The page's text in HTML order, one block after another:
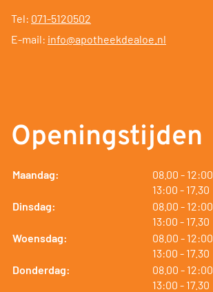
Tel: 071-5120502
E-mail: info@apotheekdealoe.nl
Openingstijden
Maandag: 08.00 tot
- 12:00
13:00 tot
- 17.30
Dinsdag:
08.00 tot
- 12:00
13:00 tot
- 17.30
Woensdag:
08.00 tot
- 12:00
13:00 tot
- 17.30
Donderdag:
08.00 tot
- 12:00
13:00 tot
- 17.30